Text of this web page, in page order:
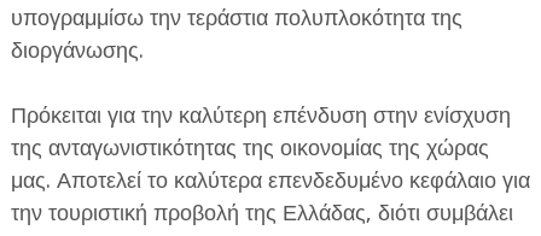
υπογραμμίσω την τεράστια πολυπλοκότητα της
διοργάνωσης.
Πρόκειται για την καλύτερη επένδυση στην ενίσχυση
της ανταγωνιστικότητας της οικονομίας της χώρας
μας. Αποτελεί το καλύτερα επενδεδυμένο κεφάλαιο για
την τουριστική προβολή της Ελλάδας, διότι συμβάλει